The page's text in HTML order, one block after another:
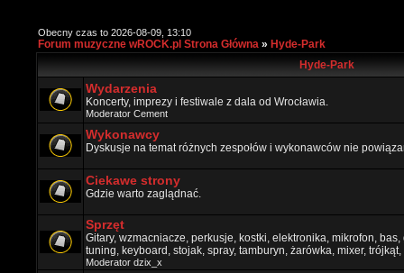
Obecny czas to 2026-08-09, 13:10
Forum muzyczne wROCK.pl Strona Główna » Hyde-Park
Hyde-Park
Wydarzenia
Koncerty, imprezy i festiwale z dala od Wrocławia.
Moderator Cement
Wykonawcy
Dyskusje na temat różnych zespołów i wykonawców nie
Ciekawe strony
Gdzie warto zaglądnać.
Sprzęt
Gitary, wzmacniacze, perkusje, kostki, elektronika, mikrofon,
tuning, keyboard, stojak, spray, tamburyn, żarówka, mixer, trójkąt,
Moderator dzix_x